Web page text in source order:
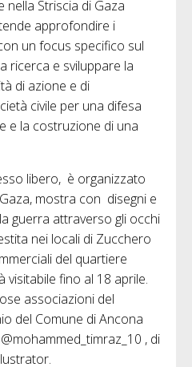
Striscia di Gaza
approfondire i
un focus specifico sul
ricerca e sviluppare la
di azione e di
civile per una difesa
e la costruzione di una
libero, è organizzato
mostra con disegni e
guerra attraverso gli occhi
nei locali di Zucchero
del quartiere
visitabile fino al 18 aprile.
associazioni del
del Comune di Ancona
, di